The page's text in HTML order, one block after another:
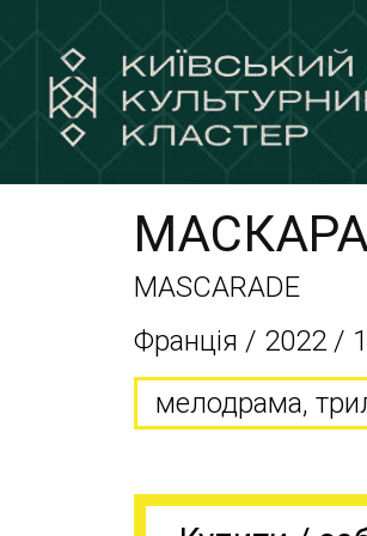
MASCARADE
Франція / 2022 /
мелодрама,